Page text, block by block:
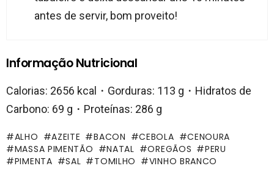
antes de servir, bom proveito!
Informação Nutricional
Calorias: 2656 kcal・Gorduras: 113 g・Hidratos de
Carbono: 69 g・Proteínas: 286 g
ALHO AZEITE BACON CEBOLA
CENOURA
MASSA PIMENTÃO
NATAL OREGÃOS
PERU
PIMENTA
SAL TOMILHO VINHO BRANCO